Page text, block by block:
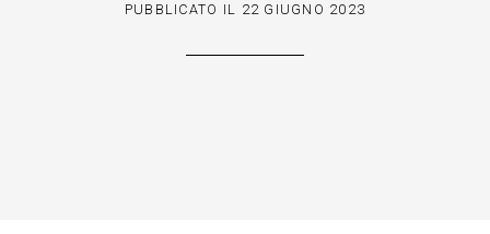
PUBBLICATO IL 22 GIUGNO 2023